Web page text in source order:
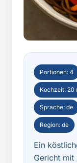
Portionen: 4
Kochzeit: 20
Sprache: de
Region: de
Ein
Gericht mit